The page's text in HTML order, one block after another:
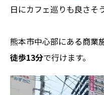
日にカフェ巡りも良さそ
熊本市中心部にある商業
徒歩13分で行けます。